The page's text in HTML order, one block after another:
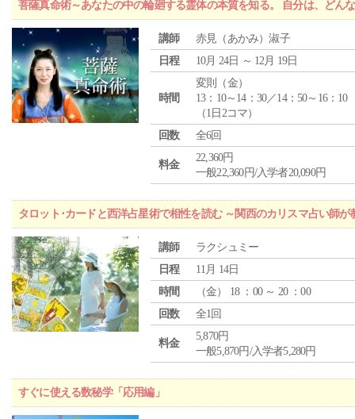
菩薩真命術～あなたの中の輪廻する霊体の本質を知る。 自分は、どん
講師
赤見（あかみ）淑子
日程
10月 24日 ～ 12月 19日
時間
変則（金）
13：10～14：30／14：50～16：10
（1日2コマ）
回数
全6回
料金
22,360円
一般22,360円/入学者20,090円
タロット･カードと西洋占星術で相性を読む ～関西のカリスマ占い師が
講師
ラクシュミー
日程
11月 14日
時間
（金） 18 ：00 ～ 20 ：00
回数
全1回
料金
5,870円
一般5,870円/入学者5,280円
すぐに使える数秘学「応用編」